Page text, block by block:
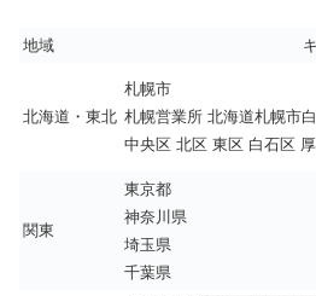
地域
北海道・東北
札幌市
札幌営業所 北海道札幌市
中央区 北区 東区 白石区
関東
東京都
神奈川県
埼玉県
千葉県